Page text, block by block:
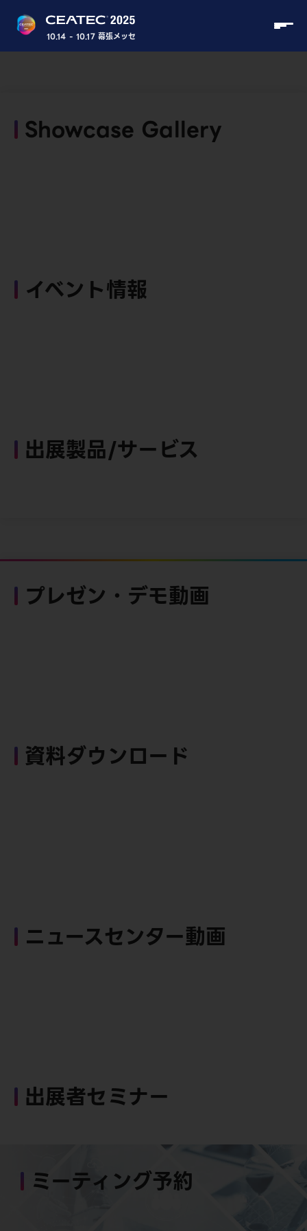
10.14 - 10.17 幕張メッセ
Showcase Gallery
イベント情報
出展製品/サービス
プレゼン・デモ動画
資料ダウンロード
ニュースセンター動画
出展者セミナー
ミーティング予約